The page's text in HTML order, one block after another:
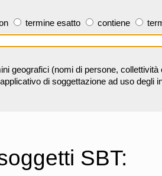
termine esatto contiene
geografici (nomi di persone,
di soggettazione ad uso degli
SBT: